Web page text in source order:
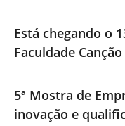
Está chegando o
Faculdade
5ª Mostra de
inovação e